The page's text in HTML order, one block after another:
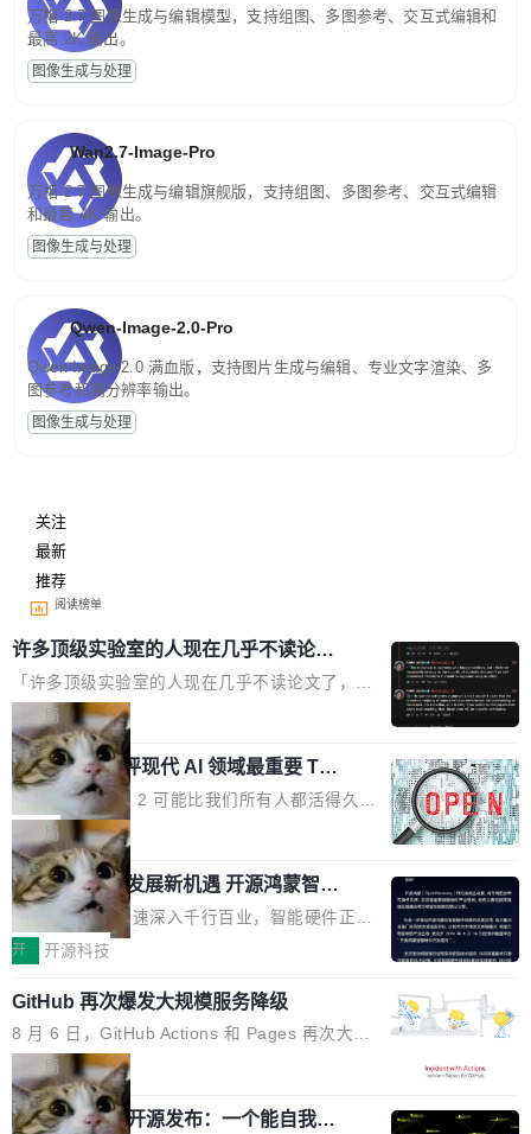
万相 2.7 图像生成与编辑模型，支持组图、多图参考、交互式编辑和
最高 2K 输出。
图像生成与处理
Wan2.7-Image-Pro
万相 2.7 图像生成与编辑旗舰版，支持组图、多图参考、交互式编辑
和最高 4K 输出。
图像生成与处理
Qwen-Image-2.0-Pro
Qwen-Image-2.0 满血版，支持图片生成与编辑、专业文字渲染、多
图参考和高分辨率输出。
图像生成与处理
关注
最新
推荐
阅读榜单
许多顶级实验室的人现在几乎不读论文
了
「许多顶级实验室的人现在几乎不读论文了，而
且他们认为 ICLR/ICML/NeurIPS 充斥着大量过
度宣传和欺诈。」 OpenAI 研究员 Keller Jorda
n 这条推文引发了广泛讨论。他不是在说风凉
话，他是说出了一个圈内人尽皆知但很少公开捅
破的事实。 Jordan 随后补充了一句软化声明：
「我不认为这些会议上大部分论文都在过度宣传
或造假。问题是，作为读者，如果你筛选出那些
看起来最令人兴奋的论文，那它们大部分都是过
度宣传的。」 这才是真正的痛点。不是所有论文
都有问题，是最吸引眼球的那批论文最有问题。
他引用的帖子来自 Mathew Shen，一位 ICLR 2
026 的读者：「看了篇 ...
局
xAI 前工程师评现代 AI 领域最重要 Top
3 开源项目
Flash Attention 2 可能比我们所有人都活得久。
这句话不是来自某个技术博客，而是出自 Hieu
Pham 的一条推文。Hieu Pham 是谁？他是 xAI
的早期工程师之一，在 Grok 训练基础设施团队
工作过。近日他在 X 上发了一条帖子，列出了他
认为现代 AI 领域最重要的三个开源项目。 第一
个名字毫无悬念：Flash Attention 2。 Hieu 的
理由很具体。FA 系列不需要解释，但 FA2 是他
认为最重要的一个——复杂度恰到好处，刚好能
驱动你去学 CuTe，但还没被那些"邪恶的" Hopp
er++ 优化所淹没，足够容易修改和适配。 更关
键的是 FA2 的持久性...
局
共商智能硬件发展新机遇 开源鸿蒙智能
硬件开发者日杭州站即将举行
随着万物智联加速深入千行百业，智能硬件正从
单点设备迈向智能化、网联化、协同化发展。作
鸿蒙通过统一技术底座和分布式能力，为不同类
型智能设备的开发、连接与互联提供关键支撑，
也为产业链企业探索产品创新与商业增长打开新
的空间。 8月14日，开源鸿蒙智能硬件开发者日
（OHDD：OpenHarmony Hardware Develope
开 开源科技
GitHub 再次爆发大规模服务降级
8 月 6 日，GitHub Actions 和 Pages 再次大规
模服务降级，Actions 完全不可用超过 5 小时，
webhook 停发，连自托管 runner 也因调度层故
障无法工作。Pages、Copilot code review、C
局
Prime Agent 开源发布：一个能自我改